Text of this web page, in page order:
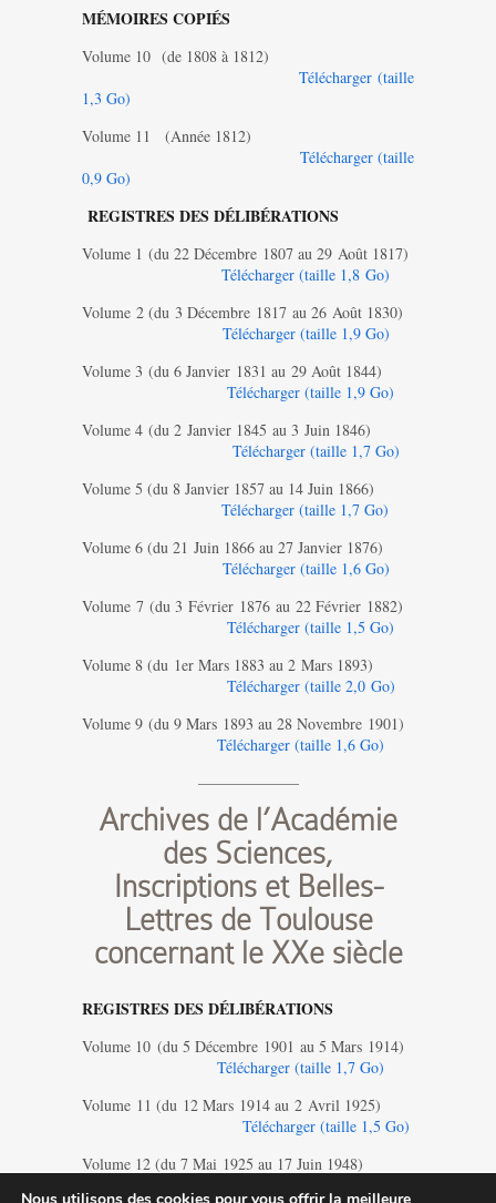
MÉMOIRES COPIÉS
Volume 10 (de 1808 à 1812)
Télécharger (taille
1,3 Go)
Volume 11 (Année 1812)
Télécharger (taille
0,9 Go)
REGISTRES DES DÉLIBÉRATIONS
Volume 1 (du 22 Décembre 1807 au 29 Août 1817)
Télécharger (taille 1,8 Go)
Volume 2 (du 3 Décembre 1817 au 26 Août 1830)
Télécharger (taille 1,9 Go)
Volume 3 (du 6 Janvier 1831 au 29 Août 1844)
Télécharger (taille 1,9 Go)
Volume 4 (du 2 Janvier 1845 au 3 Juin 1846)
Télécharger (taille 1,7 Go)
Volume 5 (du 8 Janvier 1857 au 14 Juin 1866)
Télécharger (taille 1,7 Go)
Volume 6 (du 21 Juin 1866 au 27 Janvier 1876)
Télécharger (taille 1,6 Go)
Volume 7 (du 3 Février 1876 au 22 Février 1882)
Télécharger (taille 1,5 Go)
Volume 8 (du 1er Mars 1883 au 2 Mars 1893)
Télécharger (taille 2,0 Go)
Volume 9 (du 9 Mars 1893 au 28 Novembre 1901)
Télécharger (taille 1,6 Go)
——————–
Archives de l’Académie
des Sciences,
Inscriptions et Belles-
Lettres de Toulouse
concernant le XXe siècle
REGISTRES DES DÉLIBÉRATIONS
Volume 10 (du 5 Décembre 1901 au 5 Mars 1914)
Télécharger (taille 1,7 Go)
Volume 11 (du 12 Mars 1914 au 2 Avril 1925)
Télécharger (taille 1,5 Go)
Volume 12 (du 7 Mai 1925 au 17 Juin 1948)